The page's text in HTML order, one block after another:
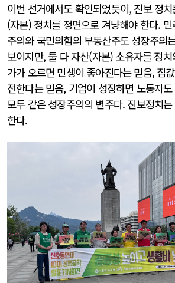
이번 선거에서도 확인되었듯이, 진보 정
(자본) 정치를 정면으로 겨냥해야 한다.
주의와 국민의힘의 부동산주도 성장주의
보이지만, 둘 다 자산(자본) 소유자를 정
가가 오르면 민생이 좋아진다는 믿음, 집
전한다는 믿음, 기업이 성장하면 노동자
모두 같은 성장주의의 변주다. 진보정치
한다.